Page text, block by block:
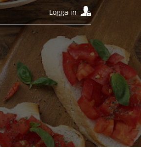
Logga in